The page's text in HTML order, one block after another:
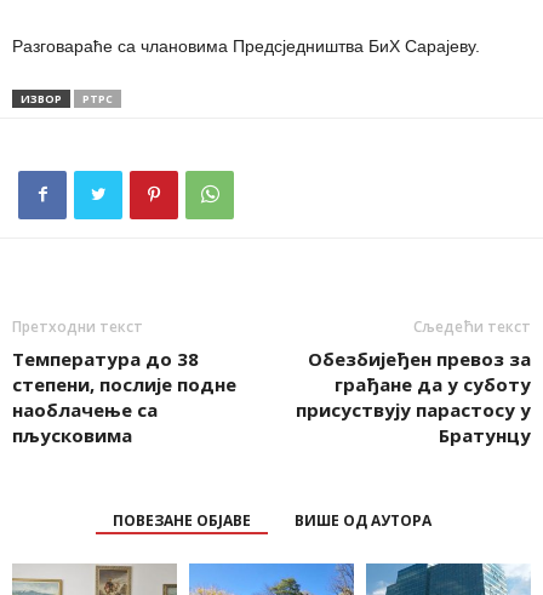
Разговараће са члановима Предсједништва БиХ Сарајеву.
ИЗВОР РТРС
Претходни текст
Температура до 38
степени, послије подне
наоблачење са
пљусковима
Сљедећи текст
Обезбијеђен превоз за
грађане да у суботу
присуствују парастосу у
Братунцу
ПОВЕЗАНЕ ОБЈАВЕ ВИШЕ ОД АУТОРА